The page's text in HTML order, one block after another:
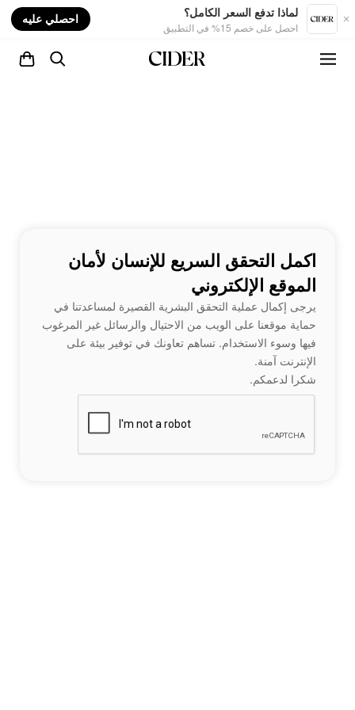
لماذا تدفع السعر الكامل؟
احصل على خصم 15% في التطبيق
احصلي عليه
اكمل التحقق السريع للإنسان لأمان
الموقع الإلكتروني
يرجى إكمال عملية التحقق البشرية القصيرة لمساعدتنا في
حماية موقعنا على الويب من الاحتيال والرسائل غير المرغوب
فيها وسوء الاستخدام. تساهم تعاونك في توفير بيئة على
الإنترنت آمنة.
شكرا لدعمكم.